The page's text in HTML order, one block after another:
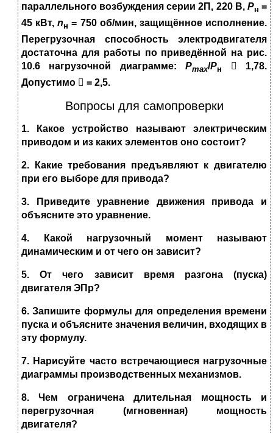
параллельного возбуждения серии2П , 220 В, Рн =
45 кВт,nн = 750 об/мин, защищённое исполнение.
Перегрузочная способность электродвигателя
достаточна для работы по приведённой на рис.
10.6 нагрузочной диаграм­ме:Рmax/Рн  1,78.
Допустимо  = 2,5.
Вопросы для самопроверки
1. Какое устройство называют электрическим
приводом и из каких элементов оно сос­тоит?
2. Какиетребования предъявляют к двигателю
при его выборе для привода?
3. Приведитеуравнение движения привода и
объясните это уравнение.
4. Какой нагрузочный момент называют
динамическим и от чего он зависит?
5.От чего зависит время разгона(пуска)
двигателя ЭПр?
6. Запишите формулы для определения времени
пуска и объясните значения величин, входящих в
эту формулу.
7. Нарисуйте часто встречающиеся нагрузочные
диаграммы производственных механизмов.
8. Чем ограниченадлительная мощность и
перегрузочная (мгновенная) мощность
двигателя?